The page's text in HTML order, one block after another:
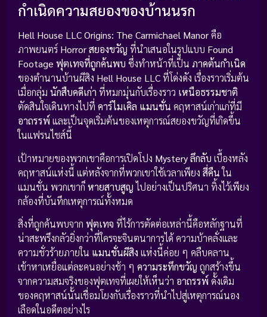
กำเนิดความสยองของบ้านนรก
Hell House LLC Origins: The Carmichael Manorคือ
ภาพยนตร์ Horror สยองขวัญ ที่นำเสนอในรูปแบบ Found
Footage ฟุตเทจที่ถูกค้นพบ ซึ่งทำหน้าที่เป็น ภาคต้นกำเนิด
ของตำนานบ้านผีสิง Hell House LLCที่โด่งดัง เรื่องราวเริ่มต้น
เมื่อกลุ่ม นักสืบคดีเก่า ที่หมกมุ่นกับเรื่องราว เหนือธรรมชาติ
ตัดสินใจเดินทางไปที่ คาร์ไมเคิล แมนชั่น คฤหาสน์เก่าแก่ที่มี
อาถรรพ์ และเป็นจุดเริ่มต้นของเหตุการณ์สยองขวัญที่เกิดขึ้น
ในแฟรนไชส์นี้
เป้าหมายของพวกเขาคือการเปิดโปง Mystery ลึกลับ เบื้องหลัง
คฤหาสน์แห่งนี้ แต่หลังจากที่พวกเขาใช้เวลาเพียง สี่คืนใน
แมนชั่น พวกเขาก็หายสาบสูญไปอย่างเป็นปริศนา ทิ้งไว้เพียง
กล้องที่บันทึกเหตุการณ์ทั้งหมด
สิ่งที่ถูกค้นพบจาก ฟุตเทจ ที่ไร้การตัดต่อเหล่านี้คือหลักฐานที่
น่าสะพรึงกลัวยิ่งกว่าที่ใครจะจินตนาการได้ ความบ้าคลั่งและ
ความชั่วร้ายภายใน แมนชั่นผีสิง แห่งนี้ค่อย ๆ คลืบคลาน
เข้าหาเหยื่อแต่ละคนอย่างช้า ๆ ความระทึกขวัญ ถูกสร้างขึ้น
จากความสมจริงของฟุตเทจที่เผยให้เห็นว่า อาถรรพ์ ดั้งเดิม
ของคฤหาสน์นั้นเชื่อมโยงกับเรื่องราวที่นำไปสู่เหตุการณ์นอง
เลือดในอดีตอย่างไร